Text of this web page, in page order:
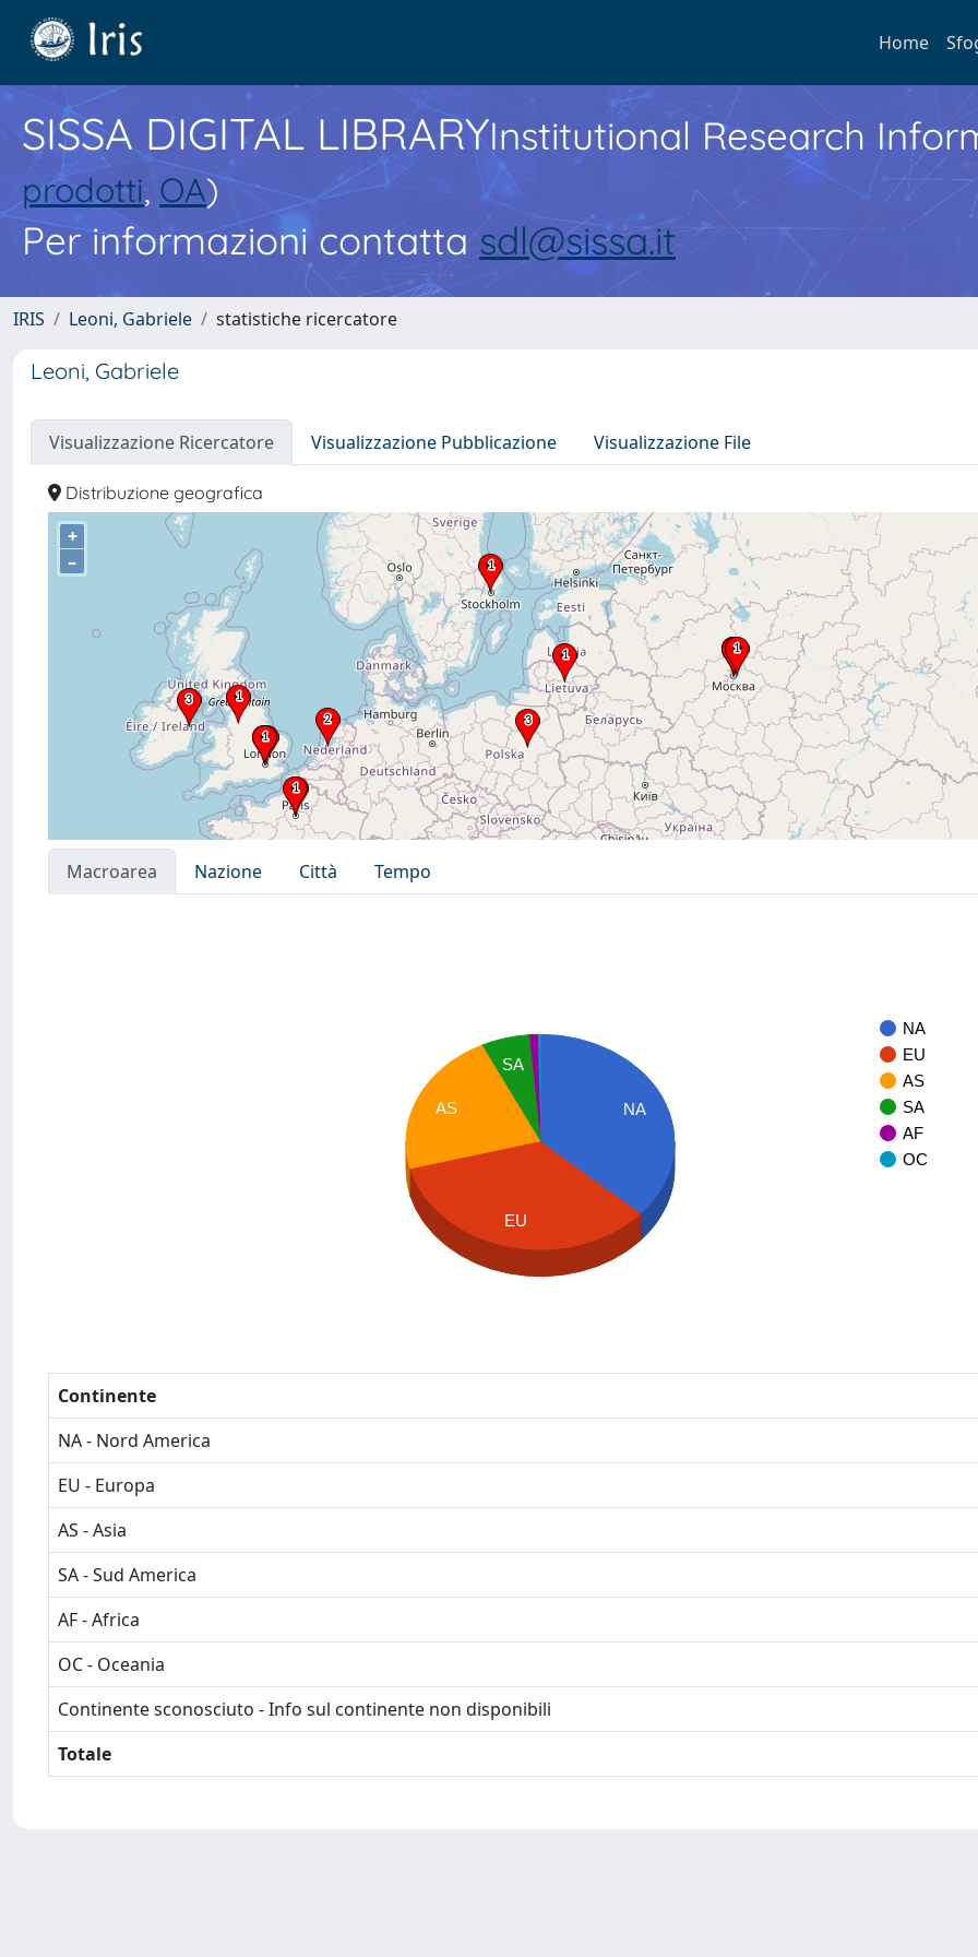
Home
SISSA DIGITAL LIBRARYInstitutional Research
prodotti, OA)
Per informazioni contatta sdl@sissa.it
IRIS Leoni, Gabriele statistiche ricercatore
Leoni, Gabriele
Visualizzazione Ricercatore Visualizzazione Pubblicazione Visualizzazione File
Distribuzione geografica
+
–
Macroarea Nazione Città Tempo
NA
EU
AS
SA
AF
OC
NA
SA
AS
EU
Continente
NA - Nord America
EU - Europa
AS - Asia
SA - Sud America
AF - Africa
OC - Oceania
Continente sconosciuto - Info sul continente non disponibili
Totale